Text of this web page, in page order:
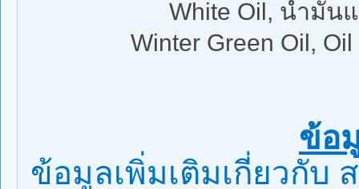
White Oil, น้ำมัน
Winter Green Oil,
ข้อ
ข้อมูลเพิ่มเติมเกี่ยวกับ